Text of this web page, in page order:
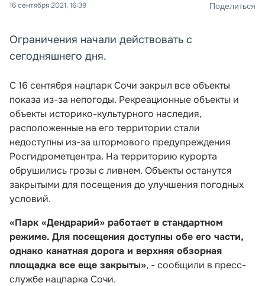
16 сентября 2021, 16:39 Поделиться
Ограничения начали действовать с
сегодняшнего дня.
С 16 сентября нацпарк Сочи закрыл все объекты
показа из-за непогоды. Рекреационные объекты и
объекты историко-культурного наследия,
расположенные на его территории стали
недоступны из-за штормового предупреждения
Росгидрометцентра. На территорию курорта
обрушились грозы с ливнем. Объекты останутся
закрытыми для посещения до улучшения погодных
условий.
«Парк «Дендрарий» работает в стандартном
режиме. Для посещения доступны обе его части,
однако канатная дорога и верхняя обзорная
площадка все еще закрыты», - сообщили в пресс-
службе нацпарка Сочи.